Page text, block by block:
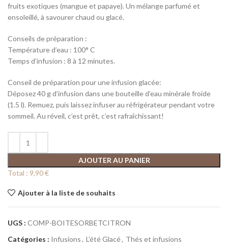
fruits exotiques (mangue et papaye). Un mélange parfumé et
ensoleillé, à savourer chaud ou glacé.
Conseils de préparation :
Température d’eau : 100° C
Temps d’infusion : 8 à 12 minutes.
Conseil de préparation pour une infusion glacée:
Déposez 40 g d’infusion dans une bouteille d’eau minérale froide
(1.5 l). Remuez, puis laissez infuser au réfrigérateur pendant votre
sommeil. Au réveil, c’est prêt, c’est rafraîchissant!
AJOUTER AU PANIER
Total : 9,90 €
Ajouter à la liste de souhaits
UGS : COMP-BOITESORBETCITRON
Catégories : Infusions, L’été Glacé, Thés et infusions